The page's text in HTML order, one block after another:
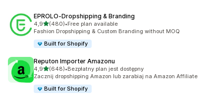
EPROLO‑Dropshipping & Branding
4,9na 5 gwiazdek
(480)
Łączna liczba recenzji: 480
•Free plan available
Fashion Dropshipping & Custom Branding without MOQ
Built for Shopify
Reputon Importer Amazonu
4,9na 5 gwiazdek
(648)
Łączna liczba recenzji: 648
•Bezpłatny plan jest dostępny
Zacznij dropshipping Amazon lub zarabiaj na Amazon Affiliate
Built for Shopify